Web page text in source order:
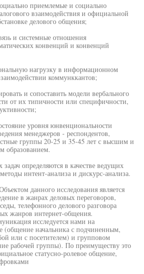
приемлемые и социально
взаимодействия и официальной
делового общения;
и системные отношения
конвенций и конвенций
нагрузку в информационном
коммунккантов;
и сопоставить модели вербального
от их типичности или специфичности,
уровня юнвенциональности
менеджеров - респондентов,
группы 20-25 и 35-45 лет с высшим и
образованием.
определяются в качестве ведущих
интент-анализа и дискурс-анализа.
данного исследования является
в жанрах деловых переговоров,
телефонного делового разговора
жанров интернет-общения.
исследуется нами на
(общение начальника с подчиненным,
или с посетителем) и групповом
рабочей группы). По преимуществу это
статусно-ролевое общение,